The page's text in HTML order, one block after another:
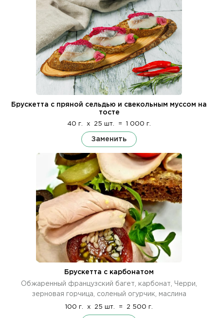
Брускетта с пряной сельдью и свекольным муссом на
тосте
40 г. x 25 шт. = 1 000 г.
Заменить
Брускетта с карбонатом
Обжаренный французский багет, карбонат, Черри,
зерновая горчица, соленый огурчик, маслина
100 г. x 25 шт. = 2 500 г.